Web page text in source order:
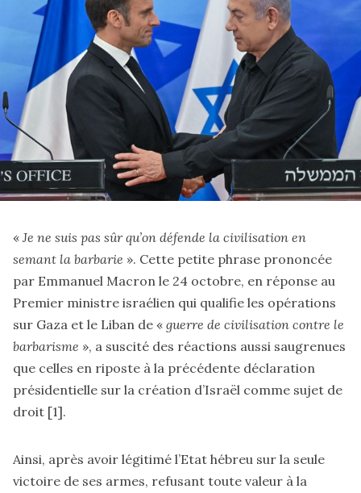
« Je ne suis pas sûr qu’on défende la civilisation en
semant la barbarie ». Cette petite phrase prononcée
par Emmanuel Macron le 24 octobre, en réponse au
Premier ministre israélien qui qualifie les opérations
sur Gaza et le Liban de « guerre de civilisation contre le
barbarisme », a suscité des réactions aussi saugrenues
que celles en riposte à la précédente déclaration
présidentielle sur la création d’Israël comme sujet de
droit [1].
Ainsi, après avoir légitimé l’Etat hébreu sur la seule
victoire de ses armes, refusant toute valeur à la